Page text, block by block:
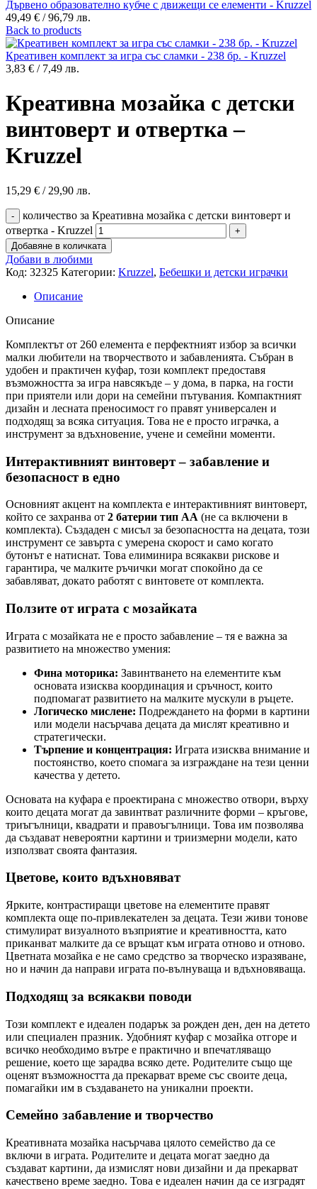
Дървено образователно кубче с движещи се елементи - Kruzzel
49,49 € / 96,79 лв.
Back to products
Креативен комплект за игра със сламки - 238 бр. - Kruzzel
3,83 € / 7,49 лв.
Креативна мозайка с детски
винтоверт и отвертка –
Kruzzel
15,29 € / 29,90 лв.
количество за Креативна мозайка с детски винтоверт и
отвертка - Kruzzel
Добавяне в количката
Добави в любими
Код: 32325 Категории: Kruzzel, Бебешки и детски играчки
Описание
Описание
Комплектът от 260 елемента е перфектният избор за всички
малки любители на творчеството и забавленията. Събран в
удобен и практичен куфар, този комплект предоставя
възможността за игра навсякъде – у дома, в парка, на гости
при приятели или дори на семейни пътувания. Компактният
дизайн и лесната преносимост го правят универсален и
подходящ за всяка ситуация. Това не е просто играчка, а
инструмент за вдъхновение, учене и семейни моменти.
Интерактивният винтоверт – забавление и
безопасност в едно
Основният акцент на комплекта е интерактивният винтоверт,
който се захранва от 2 батерии тип AA (не са включени в
комплекта). Създаден с мисъл за безопасността на децата, този
инструмент се завърта с умерена скорост и само когато
бутонът е натиснат. Това елиминира всякакви рискове и
гарантира, че малките ръчички могат спокойно да се
забавляват, докато работят с винтовете от комплекта.
Ползите от играта с мозайката
Играта с мозайката не е просто забавление – тя е важна за
развитието на множество умения:
Фина моторика: Завинтването на елементите към
основата изисква координация и сръчност, които
подпомагат развитието на малките мускули в ръцете.
Логическо мислене: Подреждането на форми в картини
или модели насърчава децата да мислят креативно и
стратегически.
Търпение и концентрация: Играта изисква внимание и
постоянство, което спомага за изграждане на тези ценни
качества у детето.
Основата на куфара е проектирана с множество отвори, върху
които децата могат да завинтват различните форми – кръгове,
триъгълници, квадрати и правоъгълници. Това им позволява
да създават невероятни картини и триизмерни модели, като
използват своята фантазия.
Цветове, които вдъхновяват
Ярките, контрастиращи цветове на елементите правят
комплекта още по-привлекателен за децата. Тези живи тонове
стимулират визуалното възприятие и креативността, като
приканват малките да се връщат към играта отново и отново.
Цветната мозайка е не само средство за творческо изразяване,
но и начин да направи играта по-вълнуваща и вдъхновяваща.
Подходящ за всякакви поводи
Този комплект е идеален подарък за рожден ден, ден на детето
или специален празник. Удобният куфар с мозайка отгоре и
всичко необходимо вътре е практично и впечатляващо
решение, което ще зарадва всяко дете. Родителите също ще
оценят възможността да прекарват време със своите деца,
помагайки им в създаването на уникални проекти.
Семейно забавление и творчество
Креативната мозайка насърчава цялото семейство да се
включи в играта. Родителите и децата могат заедно да
създават картини, да измислят нови дизайни и да прекарват
качествено време заедно. Това е идеален начин да се изградят